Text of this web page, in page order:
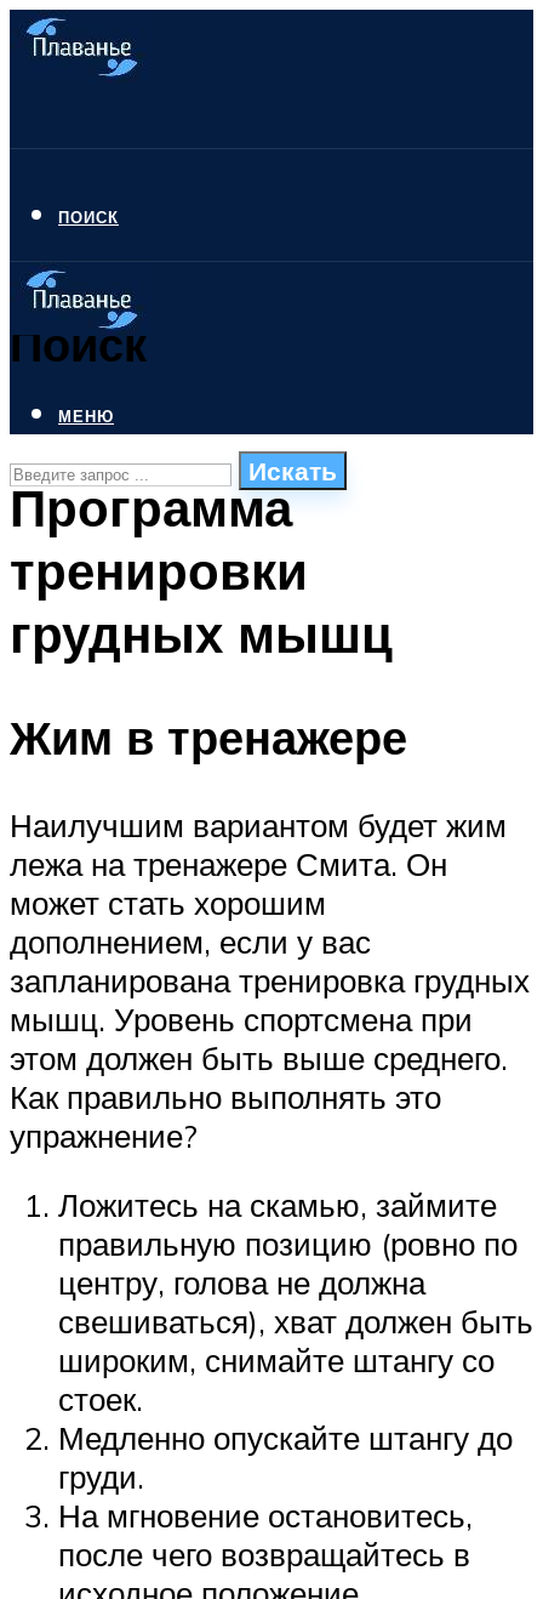
ПОИСК
Поиск
Искать
СТИЛИ ПЛАВАНЬЯ
ПЛАВАНЬЕ ДЛЯ ДЕТЕЙ
БАССЕЙН ДЛЯ ДОМА
МЕНЮ
МЕНЮ
Программа
тренировки
грудных мышц
Жим в тренажере
Наилучшим вариантом будет жим
лежа на тренажере Смита. Он
может стать хорошим
дополнением, если у вас
запланирована тренировка грудных
мышц. Уровень спортсмена при
этом должен быть выше среднего.
Как правильно выполнять это
упражнение?
Ложитесь на скамью, займите
правильную позицию (ровно по
центру, голова не должна
свешиваться), хват должен быть
широким, снимайте штангу со
стоек.
Медленно опускайте штангу до
груди.
На мгновение остановитесь,
после чего возвращайтесь в